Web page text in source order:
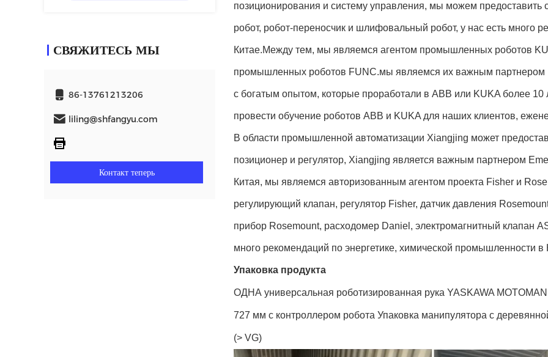
СВЯЖИТЕСЬ МЫ
86-13761213206
liling@shfangyu.com
Контакт теперь
позиционирования и систему управления, мы можем предоставить
робот, робот-переносчик и шлифовальный робот, у нас есть много
Китае.Между тем, мы являемся агентом промышленных роботов
промышленных роботов FUNC.мы являемся их важным партнером
с богатым опытом, которые проработали в ABB или KUKA более
провести обучение роботов ABB и KUKA для наших клиентов,
В области промышленной автоматизации Xiangjing может
позиционер и регулятор, Xiangjing является важным партнером
Китая, мы являемся авторизованным агентом проекта Fisher и
регулирующий клапан, регулятор Fisher, датчик давления
прибор Rosemount, расходомер Daniel, электромагнитный клапан
много рекомендаций по энергетике, химической промышленности в
Упаковка продукта
ОДНА универсальная роботизированная рука YASKAWA
727 мм с контроллером робота Упаковка манипулятора с
(> VG)